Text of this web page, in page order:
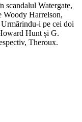
scandalul Watergate,
Woody Harrelson,
i pe cei doi
Hunt și G.
Theroux.